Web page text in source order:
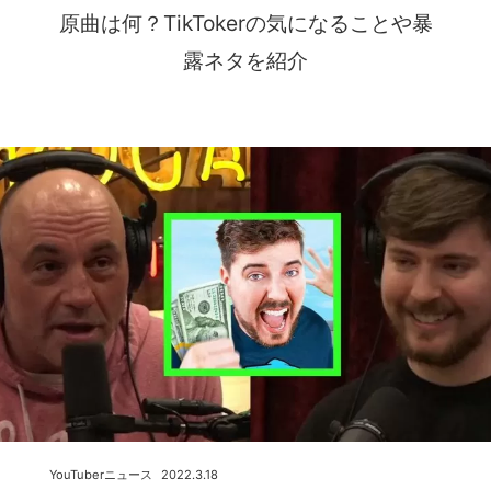
原曲は何？TikTokerの気になることや暴
露ネタを紹介
2022.3.18
YouTuberニュース